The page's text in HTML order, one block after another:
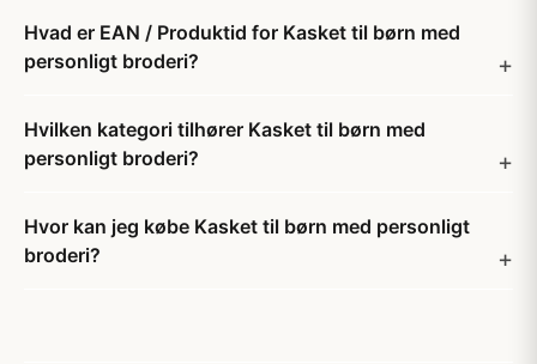
Hvad er EAN / Produktid for Kasket til børn med
personligt broderi?
Hvilken kategori tilhører Kasket til børn med
personligt broderi?
Hvor kan jeg købe Kasket til børn med personligt
broderi?